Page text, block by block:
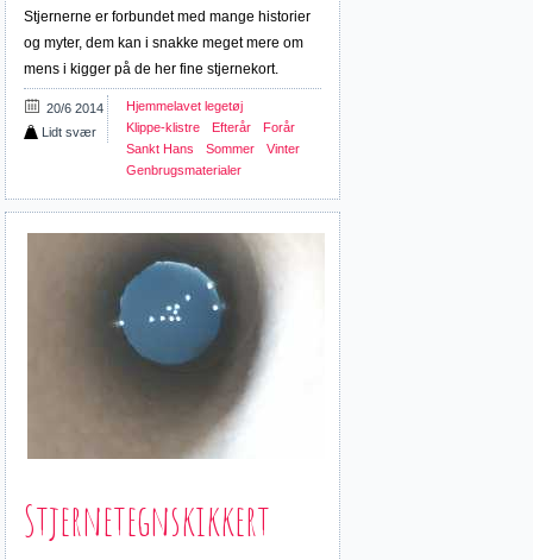
Stjernerne er forbundet med mange historier
og myter, dem kan i snakke meget mere om
mens i kigger på de her fine stjernekort.
20/6 2014
Lidt svær
Hjemmelavet legetøj
Klippe-klistre
Efterår
Forår
Sankt Hans
Sommer
Vinter
Genbrugsmaterialer
Stjernetegnskikkert